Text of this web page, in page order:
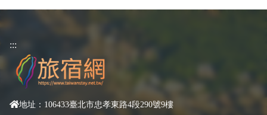
:::
地址：106433臺北市忠孝東路4段290號9樓